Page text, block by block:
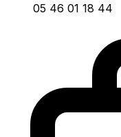
05 46 01 18 44